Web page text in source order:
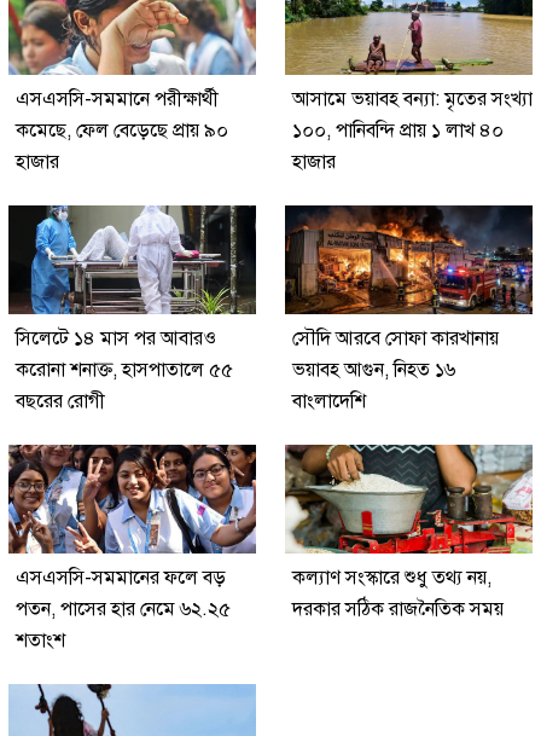
এসএসসি-সমমানে পরীক্ষার্থী
কমেছে, ফেল বেড়েছে প্রায় ৯০
হাজার
আসামে ভয়াবহ বন্যা: মৃতের সংখ্যা
১০০, পানিবন্দি প্রায় ১ লাখ ৪০
হাজার
সিলেটে ১৪ মাস পর আবারও
করোনা শনাক্ত, হাসপাতালে ৫৫
বছরের রোগী
সৌদি আরবে সোফা কারখানায়
ভয়াবহ আগুন, নিহত ১৬
বাংলাদেশি
এসএসসি-সমমানের ফলে বড়
পতন, পাসের হার নেমে ৬২.২৫
শতাংশ
কল্যাণ সংস্কারে শুধু তথ্য নয়,
দরকার সঠিক রাজনৈতিক সময়